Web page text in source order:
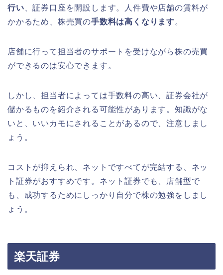
行い 、証券口座を開設します。人件費や店舗の賃料が
かかるため、株売買の手数料は高くなります。
店舗に行って担当者のサポートを受けながら株の売買
ができるのは安心できます。
しかし、担当者によっては手数料の高い、証券会社が
儲かるものを紹介される可能性があります。知識がな
いと、いいカモにされることがあるので、注意しまし
ょう。
コストが抑えられ、ネットですべてが完結する、ネッ
ト証券がおすすめです。ネット証券でも、店舗型で
も、成功するためにしっかり自分で株の勉強をしまし
ょう。
楽天証券